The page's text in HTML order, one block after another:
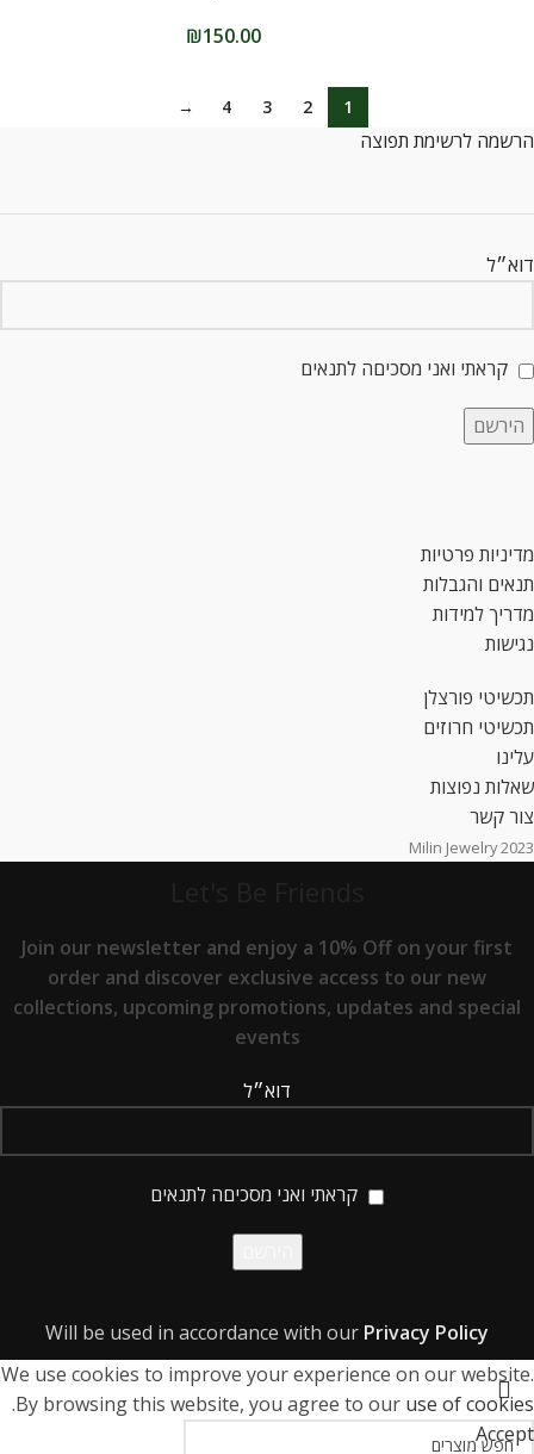
₪150.00
1
2
3
4
→
הרשמה לרשימת תפוצה
דוא״ל
קראתי ואני מסכיםה לתנאים
מדיניות פרטיות
תנאים והגבלות
מדריך למידות
נגישות
תכשיטי פורצלן
תכשיטי חרוזים
עלינו
שאלות נפוצות
צור קשר
2023 Milin Jewelry
Join our newsletter and enjoy a 10% Off on your first
order and discover exclusive access to our new
collections, upcoming promotions, updates and special
events
דוא״ל
קראתי ואני מסכיםה לתנאים
Will be used in accordance with our Privacy Policy
We use cookies to improve your experience on our website.
By browsing this website, you agree to our use of cookies
.
Accept